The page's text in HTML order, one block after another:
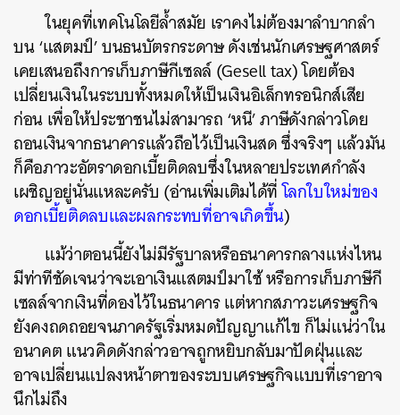
ในยุคที่เทคโนโลยีล้ำสมัย เราคงไม่ต้องมาลำบากลำ
บน ‘แสตมป์’ บนธนบัตรกระดาษ ดังเช่นนักเศรษฐศาสตร์
เคยเสนอถึงการเก็บภาษีกีเซลล์ (Gesell tax) โดยต้อง
เปลี่ยนเงินในระบบทั้งหมดให้เป็นเงินอิเล็กทรอนิกส์เสีย
ก่อน เพื่อให้ประชาชนไม่สามารถ ‘หนี’ ภาษีดังกล่าวโดย
ถอนเงินจากธนาคารแล้วถือไว้เป็นเงินสด ซึ่งจริงๆ แล้วมัน
ก็คือภาวะอัตราดอกเบี้ยติดลบซึ่งในหลายประเทศกำลัง
เผชิญอยู่นั่นแหละครับ (อ่านเพิ่มเติมได้ที่โลกใบใหม่ของ
ดอกเบี้ยติดลบและผลกระทบที่อาจเกิดขึ้น)
แม้ว่าตอนนี้ยังไม่มีรัฐบาลหรือธนาคารกลางแห่งไหน
มีท่าทีชัดเจนว่าจะเอาเงินแสตมป์มาใช้ หรือการเก็บภาษีกี
เซลล์จากเงินที่ดองไว้ในธนาคาร แต่หากสภาวะเศรษฐกิจ
ยังคงถดถอยจนภาครัฐเริ่มหมดปัญญาแก้ไข ก็ไม่แน่ว่าใน
อนาคต แนวคิดดังกล่าวอาจถูกหยิบกลับมาปัดฝุ่นและ
อาจเปลี่ยนแปลงหน้าตาของระบบเศรษฐกิจแบบที่เราอาจ
นึกไม่ถึง